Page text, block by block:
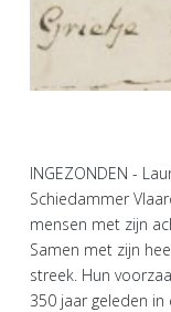
INGEZONDEN -
Schiedammer
mensen met zijn
Samen met zijn
streek. Hun
350 jaar geleden